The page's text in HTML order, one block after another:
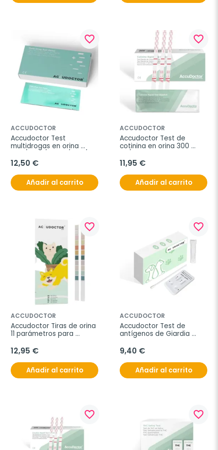
favorite_border
ACCUDOCTOR
Accudoctor Test
multidrogas en orina
Caja 2 pruebas.
12,50 €
Añadir al carrito
favorite_border
ACCUDOCTOR
Accudoctor Test de
cotinina en orina 300
11,95 €
Añadir al carrito
favorite_border
ACCUDOCTOR
Accudoctor Tiras de orina
11 parámetros para
12,95 €
Añadir al carrito
favorite_border
ACCUDOCTOR
Accudoctor Test de
antígenos de Giardia
heces de perros, Caja 2
pruebas
9,40 €
Añadir al carrito
favorite_border favorite_border